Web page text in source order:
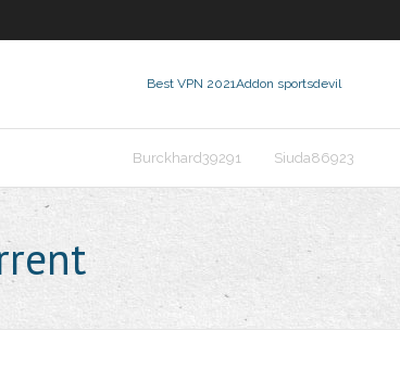
Best VPN 2021Addon sportsdevil
Burckhard39291 Siuda86923